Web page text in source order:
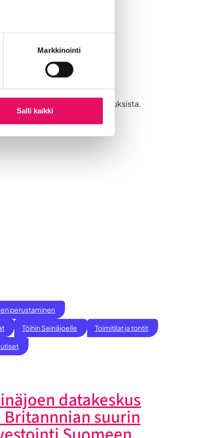
Markkinointi
Salli kaikki
ja somistuskustannuksista.
perustaminen
Töihin Seinäjoelle Toimitilat ja tontit
datakeskus
Britannnian suurin